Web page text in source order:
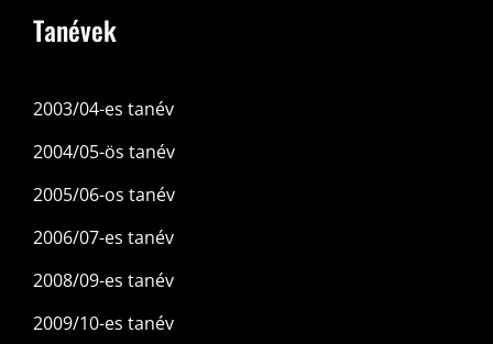
Tanévek
2003/04-es tanév
2004/05-ös tanév
2005/06-os tanév
2006/07-es tanév
2008/09-es tanév
2009/10-es tanév